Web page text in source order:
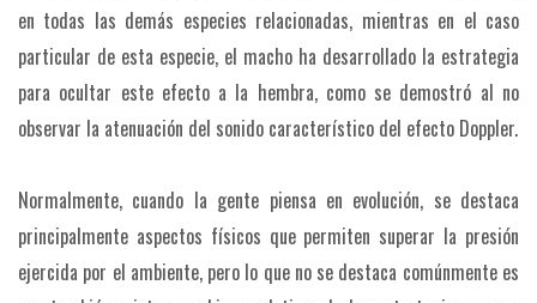
en todas las demás especies relacionadas, mientras en el caso
particular de esta especie, el macho ha desarrollado la estrategia
para ocultar este efecto a la hembra, como se demostró al no
observar la atenuación del sonido característico del efecto Doppler.
Normalmente, cuando la gente piensa en evolución, se destaca
principalmente aspectos físicos que permiten superar la presión
ejercida por el ambiente, pero lo que no se destaca comúnmente es